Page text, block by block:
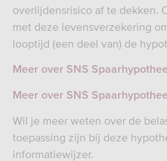
overlijdensrisico af te dekken.
met deze levensverzekering
looptijd (een deel van) de
Meer over SNS
Meer over SNS
Wil je meer weten over de
toepassing zijn bij deze
informatiewijzer.